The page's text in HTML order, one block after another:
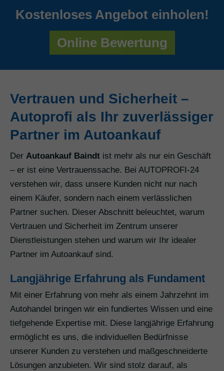
Kostenloses Angebot einholen!
Online Bewertung
Vertrauen und Sicherheit –
Autoprofi als Ihr zuverlässiger
Partner im Autoankauf
Der Autoankauf Baindt ist mehr als nur ein Geschäft
– er ist eine Vertrauenssache. Bei AUTOPROFI-24
verstehen wir, dass unsere Kunden nicht nur nach
einem Käufer, sondern nach einem verlässlichen
Partner suchen. Dieser Abschnitt beleuchtet, warum
Vertrauen und Sicherheit im Zentrum unserer
Dienstleistungen stehen und warum wir Ihr idealer
Partner im Autoankauf sind.
Langjährige Erfahrung als Fundament
Mit einer Erfahrung von mehr als einem Jahrzehnt im
Autohandel bringen wir ein fundiertes Wissen und eine
tiefgehende Expertise mit. Diese langjährige Erfahrung
ermöglicht es uns, die individuellen Bedürfnisse
unserer Kunden zu verstehen und maßgeschneiderte
Lösungen anzubieten. Wir sind stolz darauf, als